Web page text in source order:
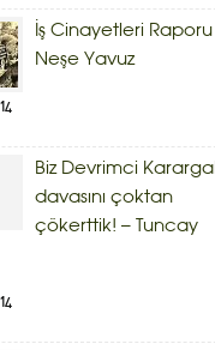
İş Cinayetleri Raporu
Neşe Yavuz
Biz Devrimci
davasını çoktan
çökerttik! – Tuncay